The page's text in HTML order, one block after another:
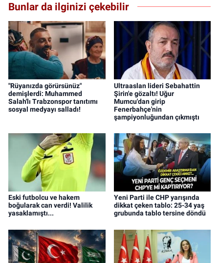
Bunlar da ilginizi çekebilir
"Rüyanızda görürsünüz"
demişlerdi: Muhammed
Salah'lı Trabzonspor tanıtımı
sosyal medyayı salladı!
Ultraaslan lideri Sebahattin
Şirin'e gözaltı! Uğur
Mumcu'dan girip
Fenerbahçe'nin
şampiyonluğundan çıkmıştı
Eski futbolcu ve hakem
boğularak can verdi! Valilik
yasaklamıştı...
Yeni Parti ile CHP yarışında
dikkat çeken tablo: 25-34 yaş
grubunda tablo tersine döndü